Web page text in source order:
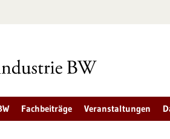
Fachbeiträge Veranstaltungen